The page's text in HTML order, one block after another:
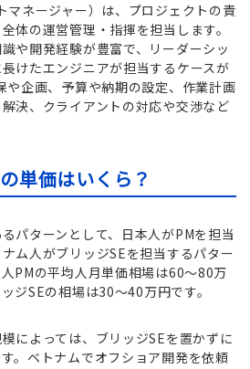
マネージャー）は、プロジェクトの責
体の運営管理・指揮を担当します。
や開発経験が豊富で、リーダーシッ
けたエンジニアが担当するケースが
や企画、予算や納期の設定、作業計画
決、クライアントの対応や交渉など
単価はいくら？
パターンとして、日本人がPMを担当
ム人がブリッジSEを担当するパター
PMの平均人月単価相場は60～80万
ジSEの相場は30～40万円です。
によっては、ブリッジSEを置かずに
。ベトナムでオフショア開発を依頼